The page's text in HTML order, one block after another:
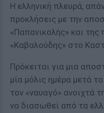
Η ελληνική πλευρά,
προκλήσεις με την
«Παπανικολής» και της
«Καβαλούδης» στο
Πρόκειται για μια
μία μόλις ημέρα μετά
τον «ναυαγό» ανοιχτά
να διασωθεί από τα